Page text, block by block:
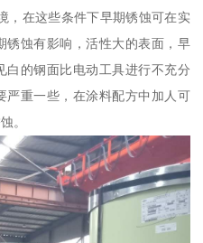
，在这些条件下早期锈蚀可在实
锈蚀有影响，活性大的表面，早
白的钢面比电动工具进行不充分
严重一些，在涂料配方中加人可
。